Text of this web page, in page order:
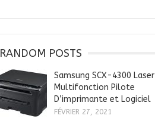
RANDOM POSTS
Samsung SCX-4300 Laser
Multifonction Pilote
D’imprimante et Logiciel
FÉVRIER 27, 2021